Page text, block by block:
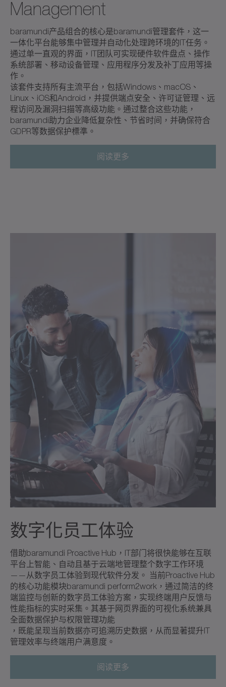
Management
baramundi产品组合的核心是baramundi管理套件，这一
一体化平台能够集中管理并自动化处理跨环境的IT任务。
通过单一直观的界面，IT团队可实现硬件软件盘点、操作
系统部署、移动设备管理、应用程序分发及补丁应用等操
作。
该套件支持所有主流平台，包括Windows、macOS、
Linux、iOS和Android，并提供端点安全、许可证管理、远
程访问及漏洞扫描等高级功能。通过整合这些功能，
baramundi助力企业降低复杂性、节省时间，并确保符合
GDPR等数据保护標準。
阅读更多
数字化员工体验
借助baramundi Proactive Hub，IT部门将很快能够在互联
平台上智能、自动且基于云端地管理整个数字工作环境
——从数字员工体验到现代软件分发。 当前Proactive Hub
的核心功能模块baramundi perform2work ，通过简洁的终
端监控与创新的数字员工体验方案，实现终端用户反馈与
性能指标的实时采集。其基于网页界面的可视化系统兼具
全面数据保护与权限管理功能
，既能呈现当前数据亦可追溯历史数据，从而显著提升IT
管理效率与终端用户满意度。
阅读更多